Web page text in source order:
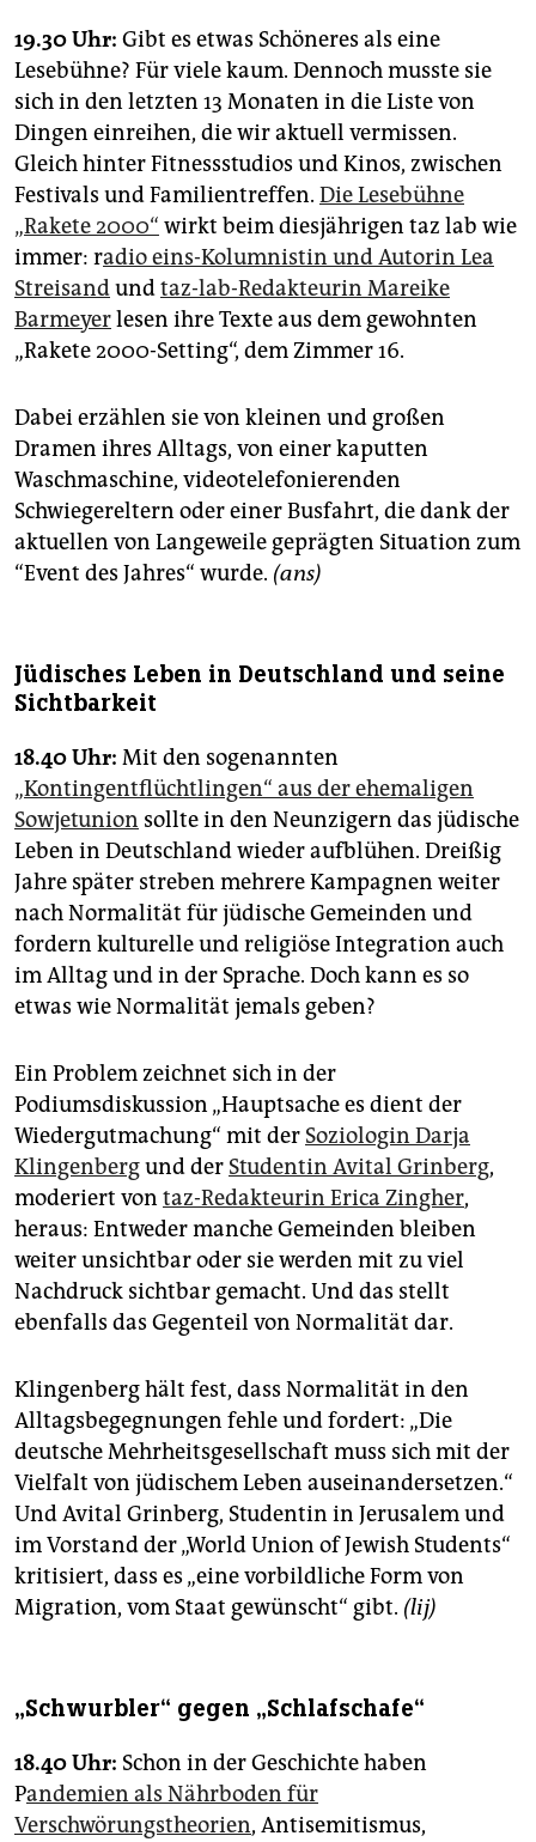
19.30 Uhr: Gibt es etwas Schöneres als eine
Lesebühne? Für viele kaum. Dennoch musste sie
sich in den letzten 13 Monaten in die Liste von
Dingen einreihen, die wir aktuell vermissen.
Gleich hinter Fitnessstudios und Kinos, zwischen
Festivals und Familientreffen. Die Lesebühne
„Rakete 2000“ wirkt beim diesjährigen taz lab wie
immer: radio eins-Kolumnistin und Autorin Lea
Streisandundtaz-lab-Redakteurin Mareike
Barmeyerlesen ihre Texte aus dem gewohnten
„Rakete 2000-Setting“, dem Zimmer 16.
Dabei erzählen sie von kleinen und großen
Dramen ihres Alltags, von einer kaputten
Waschmaschine, videotelefonierenden
Schwiegereltern oder einer Busfahrt, die dank der
aktuellen von Langeweile geprägten Situation zum
“Event des Jahres“ wurde. (ans)
Jüdisches Leben in Deutschland und seine
Sichtbarkeit
18.40 Uhr: Mit den sogenannten
„Kontingentflüchtlingen“ aus der ehemaligen
Sowjetunion sollte in den Neunzigern das jüdische
Leben in Deutschland wieder aufblühen. Dreißig
Jahre später streben mehrere Kampagnen weiter
nach Normalität für jüdische Gemeinden und
fordern kulturelle und religiöse Integration auch
im Alltag und in der Sprache. Doch kann es so
etwas wie Normalität jemals geben?
Ein Problem zeichnet sich in der
Podiumsdiskussion „Hauptsache es dient der
Wiedergutmachung“ mit der Soziologin Darja
Klingenbergund der Studentin Avital Grinberg,
moderiert von taz-Redakteurin Erica Zingher,
heraus: Entweder manche Gemeinden bleiben
weiter unsichtbar oder sie werden mit zu viel
Nachdruck sichtbar gemacht. Und das stellt
ebenfalls das Gegenteil von Normalität dar.
Klingenberg hält fest, dass Normalität in den
Alltagsbegegnungen fehle und fordert: „Die
deutsche Mehrheitsgesellschaft muss sich mit der
Vielfalt von jüdischem Leben auseinandersetzen.“
Und Avital Grinberg, Studentin in Jerusalem und
im Vorstand der „World Union of Jewish Students“
kritisiert, dass es „eine vorbildliche Form von
Migration, vom Staat gewünscht“ gibt. (lij)
„Schwurbler“ gegen „Schlafschafe“
18.40 Uhr: Schon in der Geschichte haben
Pandemien als Nährboden für
Verschwörungstheorien, Antisemitismus,